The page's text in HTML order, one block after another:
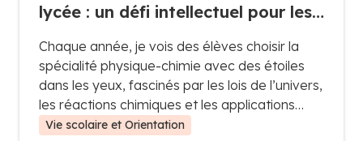
lycée : un défi intellectuel pour les
Chaque année, je vois des élèves choisir la
spécialité physique-chimie avec des étoiles
dans les yeux, fascinés par les lois de l’univers,
les réactions chimiques et les applications
technologiques. Mais une fois plongés dans le
Vie scolaire et Orientation